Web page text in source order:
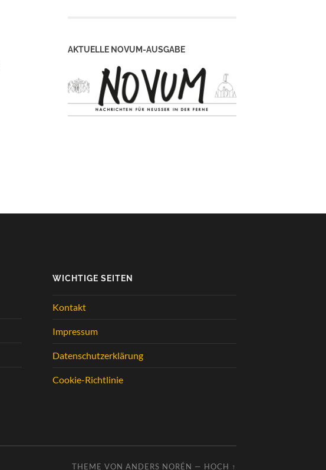
AKTUELLE NOVUM-AUSGABE
WICHTIGE SEITEN
Kontakt
Impressum
Datenschutzerklärung
Cookie-Richtlinie
THEME VON ANDERS NORÉN — HOCH ↑